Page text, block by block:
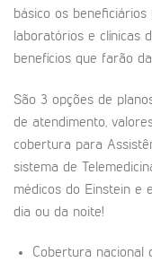
básico os
laboratórios e clínicas
benefícios que farão
São 3 opções de
de atendimento,
cobertura para
sistema de
médicos do Einstein e
dia ou da noite!
Cobertura nacional